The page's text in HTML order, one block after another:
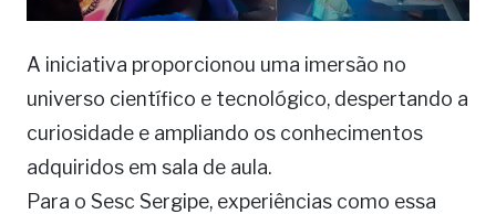
A iniciativa proporcionou uma imersão no
universo científico e tecnológico, despertando a
curiosidade e ampliando os conhecimentos
adquiridos em sala de aula.
Para o Sesc Sergipe, experiências como essa